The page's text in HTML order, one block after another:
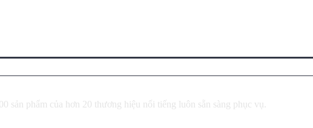
sản phẩm của hơn 20 thương hiệu nổi tiếng luôn sẵn sàng phục vụ.